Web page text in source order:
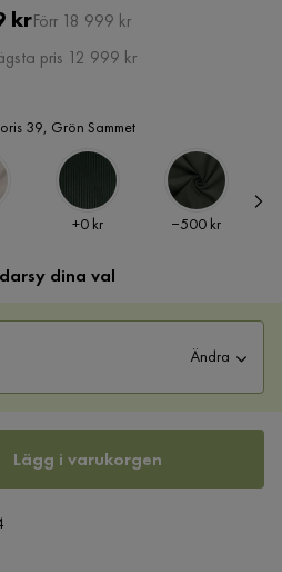
Pris
krOriginal
Pris
Förr 18 999 kr
pris 12 999 kr
39, Grön Sammet
Pris
+0 kr Pris
−500 kr
dina val
Ändra
Lägg i varukorgen